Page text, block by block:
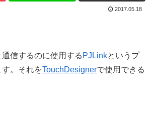
2017.05.18
信するのに使用する PJLinkというプ
す。それをTouchDesignerで使用できる